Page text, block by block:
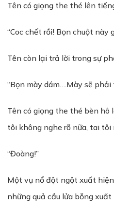
Tên có giọng the thé lên
“Coc chết rồi! Bọn chuột này
Tên còn lại trả lời trong sự
“Bọn mày dám….Mày sẽ phải
Tên có giọng the thé bèn hô
tôi không nghe rõ nữa, tai tôi
“Đoàng!”
Một vụ nổ đột ngột xuất
những quả cầu lửa bỗng xuất